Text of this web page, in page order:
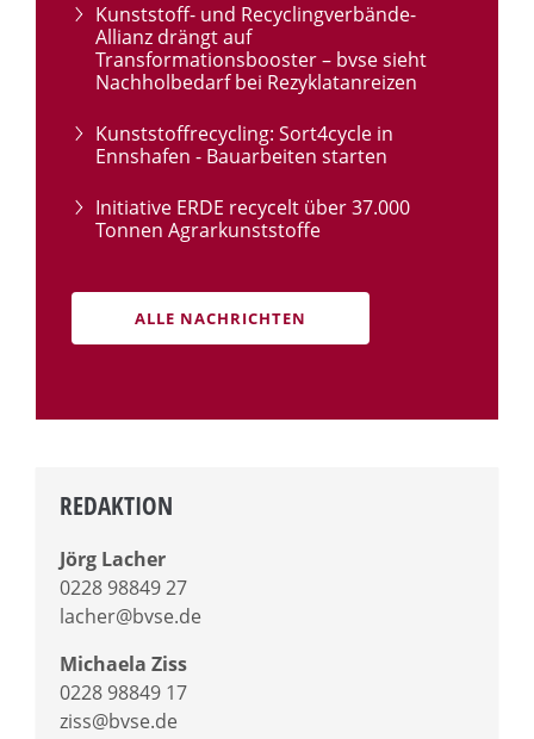
Kunststoff- und Recyclingverbände-
Allianz drängt auf
Transformationsbooster – bvse sieht
Nachholbedarf bei Rezyklatanreizen
Kunststoffrecycling: Sort4cycle in
Ennshafen - Bauarbeiten starten
Initiative ERDE recycelt über 37.000
Tonnen Agrarkunststoffe
ALLE NACHRICHTEN
REDAKTION
Jörg Lacher
0228 98849 27
lacher@bvse.de
Michaela Ziss
0228 98849 17
ziss@bvse.de